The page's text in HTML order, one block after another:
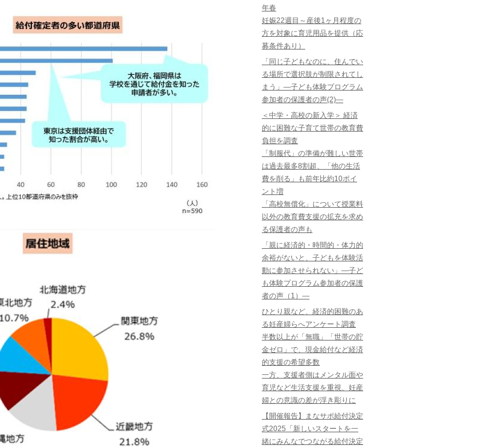
年春
妊娠22週目～産後1ヶ月程度の
方を対象に育児用品を提供（応
募条件あり）
「同じ子どもなのに、住んでい
る場所で選択肢が制限されてし
まう」―子ども体験プログラム
参加者の保護者の声(2)―
＜中学・高校の新入学＞ 経済
的に困難な子育て世帯の教育費
負担を調査
「制服代」の準備が難しい世帯
は過去最多8割超、「他の生活
費を削る」も前年比約10ポイ
ント増
「高校無償化」について授業料
以外の教育費支援の拡充を求め
る保護者の声も
「親に経済的・時間的・体力的
余裕がないと、子どもを体験活
動に参加させられない」―子ど
も体験プログラム参加者の保護
者の声（1）―
ひとり親など、経済的困難のあ
る妊産婦らへアンケート調査
半数以上が「無職」「世帯の貯
金ゼロ」で、現金給付など経済
的支援の希望多数
一方、支援者側はメンタル面や
育児など生活支援を重視、妊産
婦との意識の差が浮き彫りに
【開催報告】まなサポ給付決定
式2025「新しいスタートを一
緒にみんなでつながる給付決定